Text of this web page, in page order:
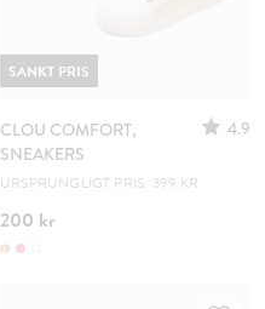
CLOU COMFORT,
SNEAKERS
4.9
URSPRUNGLIGT PRIS: 399 KR
200 kr
SÄNKT PRIS